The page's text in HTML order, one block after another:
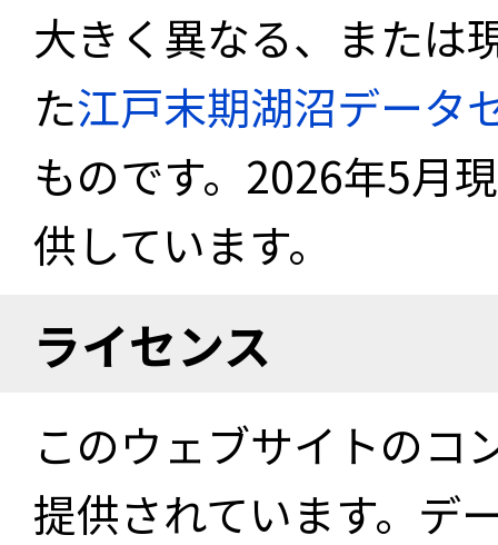
大きく異なる、または
た江戸末期湖沼データ
ものです。2026年5月
供しています。
ライセンス
このウェブサイトのコ
提供されています。デ